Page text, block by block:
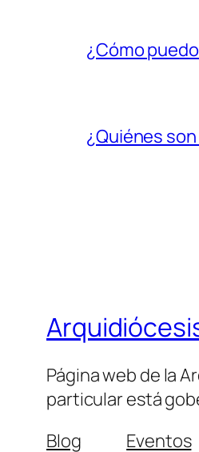
¿Cómo
¿Quiénes
Página web de la
particular está
Blog
Eventos